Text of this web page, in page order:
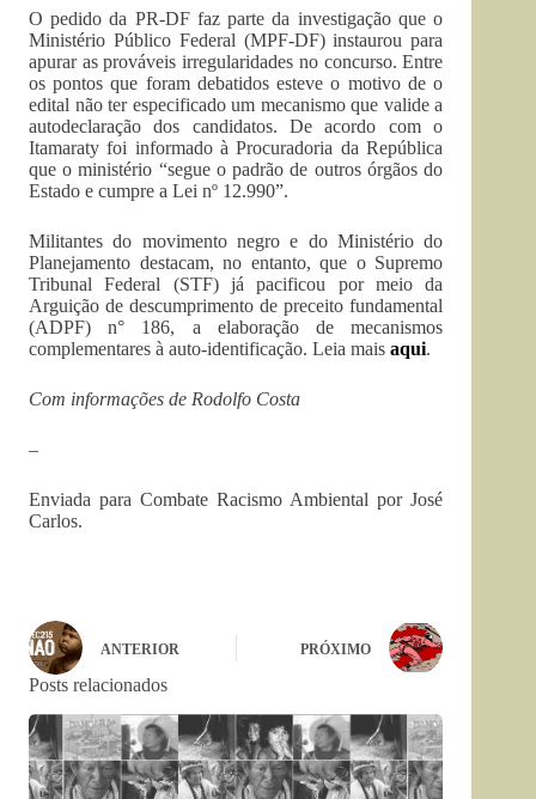
O pedido da PR-DF faz parte da investigação que o
Ministério Público Federal (MPF-DF) instaurou para
apurar as prováveis irregularidades no concurso. Entre
os pontos que foram debatidos esteve o motivo de o
edital não ter especificado um mecanismo que valide a
autodeclaração dos candidatos. De acordo com o
Itamaraty foi informado à Procuradoria da República
que o ministério “segue o padrão de outros órgãos do
Estado e cumpre a Lei nº 12.990”.
Militantes do movimento negro e do Ministério do
Planejamento destacam, no entanto, que o Supremo
Tribunal Federal (STF) já pacificou por meio da
Arguição de descumprimento de preceito fundamental
(ADPF) n° 186, a elaboração de mecanismos
complementares à auto-identificação. Leia mais aqui.
Com informações de Rodolfo Costa
–
Enviada para Combate Racismo Ambiental por José
Carlos.
ANTERIOR PRÓXIMO
Posts relacionados